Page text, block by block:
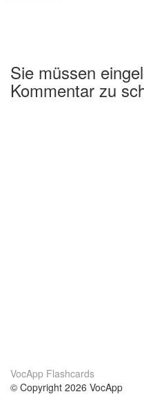
Sie müssen
Kommentar zu
VocApp Flashcards
© Copyright 2026 VocApp